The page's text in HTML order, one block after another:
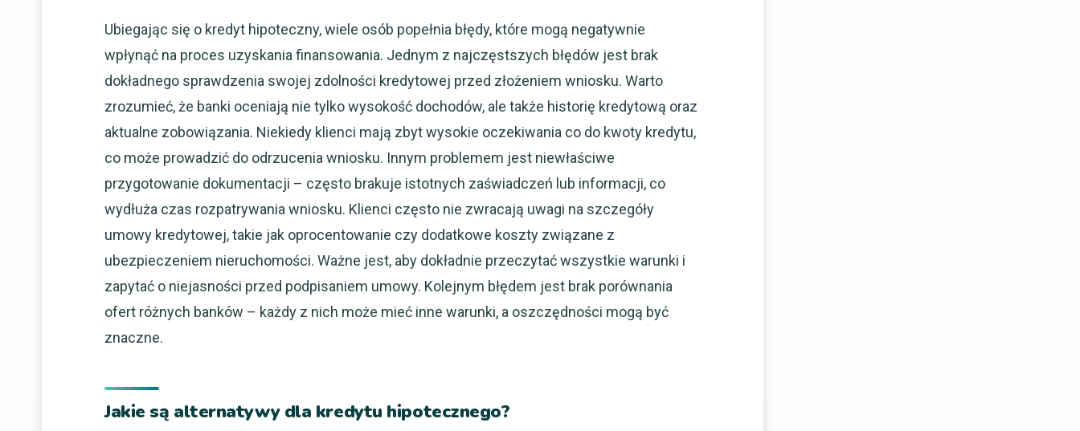
Ubiegając się o kredyt hipoteczny, wiele osób popełnia błędy, które mogą negatywnie
wpłynąć na proces uzyskania finansowania. Jednym z najczęstszych błędów jest brak
dokładnego sprawdzenia swojej zdolności kredytowej przed złożeniem wniosku. Warto
zrozumieć, że banki oceniają nie tylko wysokość dochodów, ale także historię kredytową oraz
aktualne zobowiązania. Niekiedy klienci mają zbyt wysokie oczekiwania co do kwoty kredytu,
co może prowadzić do odrzucenia wniosku. Innym problemem jest niewłaściwe
przygotowanie dokumentacji – często brakuje istotnych zaświadczeń lub informacji, co
wydłuża czas rozpatrywania wniosku. Klienci często nie zwracają uwagi na szczegóły
umowy kredytowej, takie jak oprocentowanie czy dodatkowe koszty związane z
ubezpieczeniem nieruchomości. Ważne jest, aby dokładnie przeczytać wszystkie warunki i
zapytać o niejasności przed podpisaniem umowy. Kolejnym błędem jest brak porównania
ofert różnych banków – każdy z nich może mieć inne warunki, a oszczędności mogą być
znaczne.
Jakie są alternatywy dla kredytu hipotecznego?